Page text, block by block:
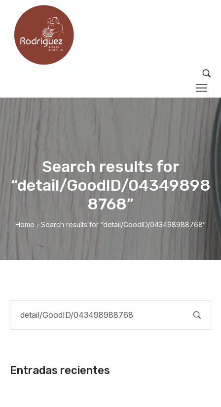
Search results for
“detail/GoodID/04349898
8768”
Home / Search results for “detail/GoodID/043498988768”
Entradas recientes